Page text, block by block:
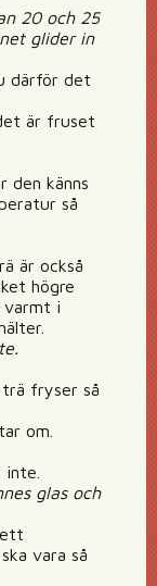
20 och 25
glider in
därför det
är fruset
den känns
så
är också
högre
varmt i
fryser så
om.
glas och
vara så